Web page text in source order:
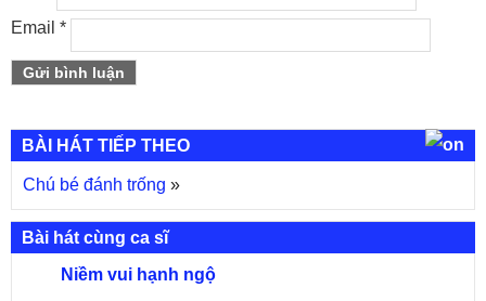
Email *
BÀI HÁT TIẾP THEO
Chú bé đánh trống »
Bài hát cùng ca sĩ
Niềm vui hạnh ngộ